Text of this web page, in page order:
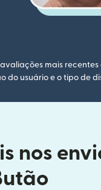
mais
do usuário e o tipo de
nos